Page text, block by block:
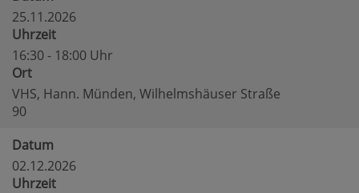
25.11.2026
Uhrzeit
16:30 - 18:00 Uhr
Ort
VHS, Hann. Münden, Wilhelmshäuser Straße
90
Datum
02.12.2026
Uhrzeit